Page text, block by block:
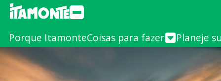
Porque ItamonteCoisas para fazer Planeje